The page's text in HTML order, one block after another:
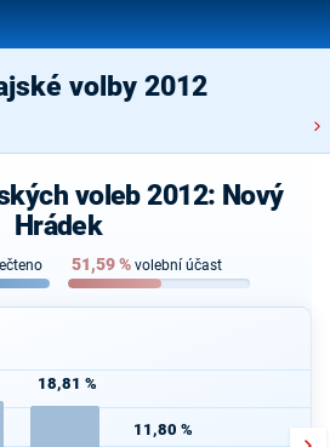
volby 2012
voleb 2012: Nový
Hrádek
51,59% volební účast
18,81 %
11,80 %